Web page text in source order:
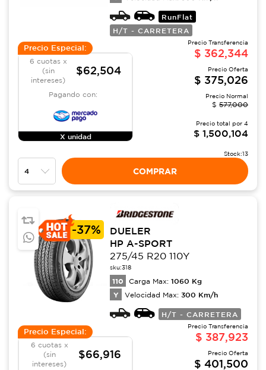
RunFlat
H/T - CARRETERA
Precio Especial:
6 cuotas x
(sin
intereses)
$62,504
Pagando con:
X unidad
Precio Transferencia
$ 362,344
Precio Oferta
$ 375,026
Precio Normal
$ 577,000
Precio total por 4
$ 1,500,104
Stock:13
COMPRAR
-37%
DUELER
HP A-SPORT
275/45 R20 110Y
sku:318
110 Carga Max: 1060 Kg
Y Velocidad Max: 300 Km/h
H/T - CARRETERA
Precio Especial:
6 cuotas x
(sin
intereses)
$66,916
Precio Transferencia
$ 387,923
Precio Oferta
$ 401,500